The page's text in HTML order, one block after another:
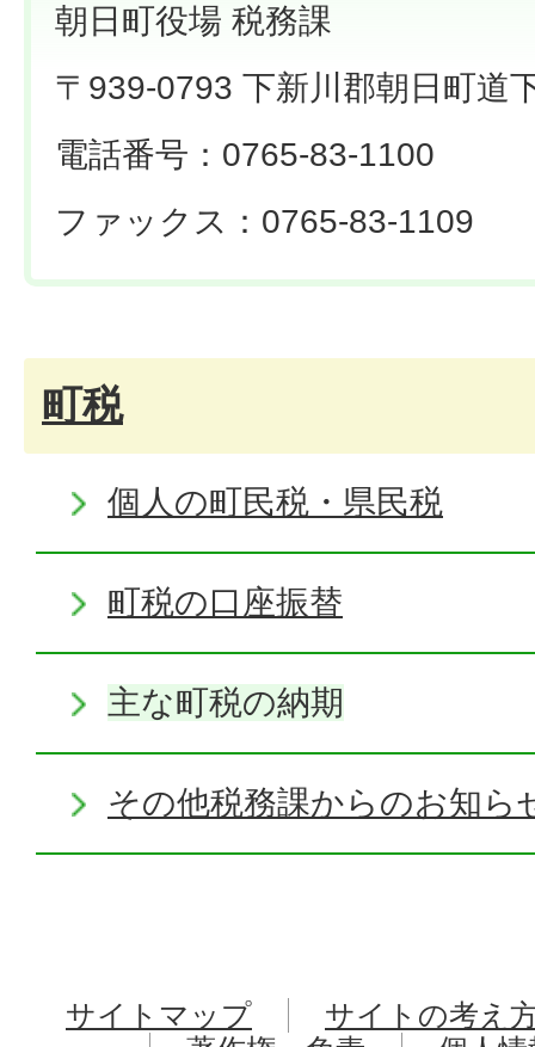
朝日町役場 税務課
〒939-0793 下新川郡朝日町道
電話番号：0765-83-1100
ファックス：0765-83-1109
町税
個人の町民税・県民税
町税の口座振替
主な町税の納期
その他税務課からのお知ら
サイトマップ
サイトの考え